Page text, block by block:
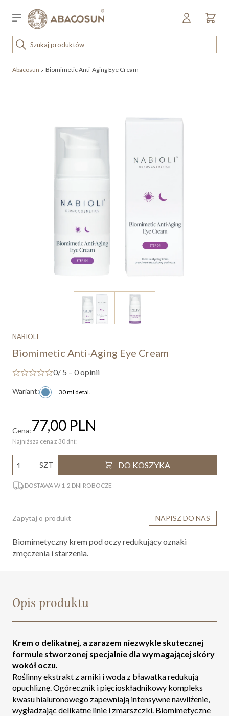
Sklep detaliczny
OUTLET
KOSMETYKI
Abacosun Biomimetic Anti-Aging Eye Cream
NABIOLI
Biomimetic Anti-Aging Eye Cream
0/ 5 – 0 opinii
Wariant: 30 ml detal.
Cena:77,00 PLN
Najniższa cena z 30 dni:
SZT DO KOSZYKA
DOSTAWA W 1-2 DNI ROBOCZE
Zapytaj o produkt NAPISZ DO NAS
Biomimetyczny krem pod oczy redukujący oznaki
zmęczenia i starzenia.
Opis produktu
Krem o delikatnej, a zarazem niezwykle skutecznej
formule stworzonej specjalnie dla wymagającej skóry
wokół oczu.
Roślinny ekstrakt z arniki i woda z bławatka redukują
opuchliznę. Ogórecznik i pięcioskładnikowy kompleks
kwasu hialuronowego zapewniają intensywne nawilżenie,
wygładzając delikatne linie i zmarszczki. Biomimetyczne